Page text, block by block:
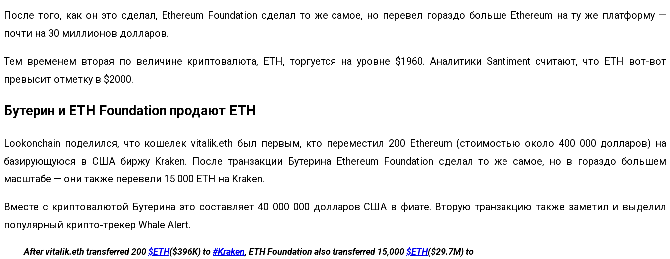
После того, как он это сделал, Ethereum Foundation сделал то же самое, но перевел гораздо больше Ethereum на ту же платформу —
почти на 30 миллионов долларов.
Тем временем вторая по величине криптовалюта, ETH, торгуется на уровне $1960. Аналитики Santiment считают, что ETH вот-вот
превысит отметку в $2000.
Бутерин и ETH Foundation продают ETH
Lookonchain поделился, что кошелек vitalik.eth был первым, кто переместил 200 Ethereum (стоимостью около 400 000 долларов) на
базирующуюся в США биржу Kraken. После транзакции Бутерина Ethereum Foundation сделал то же самое, но в гораздо большем
масштабе — они также перевели 15 000 ETH на Kraken.
Вместе с криптовалютой Бутерина это составляет 40 000 000 долларов США в фиате. Вторую транзакцию также заметил и выделил
популярный крипто-трекер Whale Alert.
After vitalik.eth transferred 200$ETH($396K) to#Kraken, ETH Foundation also transferred 15,000$ETH($29.7M) to